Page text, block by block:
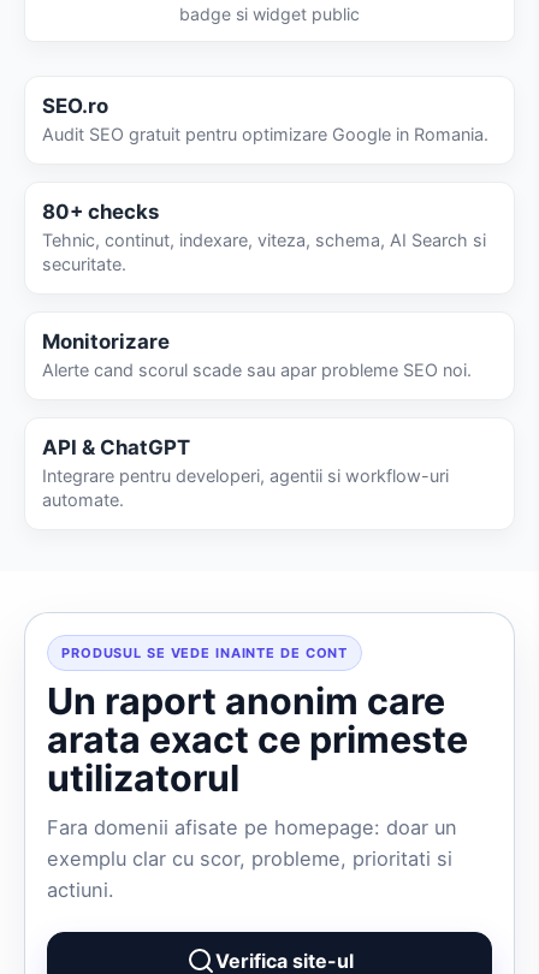
badge si widget public
SEO.ro
Audit SEO gratuit pentru optimizare Google in Romania.
80+ checks
Tehnic, continut, indexare, viteza, schema, AI Search si
securitate.
Monitorizare
Alerte cand scorul scade sau apar probleme SEO noi.
API & ChatGPT
Integrare pentru developeri, agentii si workflow-uri
automate.
PRODUSUL SE VEDE INAINTE DE CONT
Un raport anonim care
arata exact ce primeste
utilizatorul
Fara domenii afisate pe homepage: doar un
exemplu clar cu scor, probleme, prioritati si
actiuni.
Verifica site-ul